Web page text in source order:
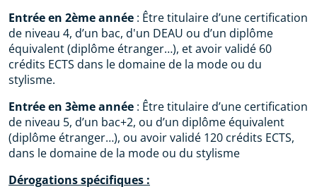
Entrée en 2ème année : Être titulaire d’une certification
de niveau 4, d’un bac, d'un DEAU ou d’un diplôme
équivalent (diplôme étranger…), et avoir validé 60
crédits ECTS dans le domaine de la mode ou du
stylisme.
Entrée en 3ème année : Être titulaire d’une certification
de niveau 5, d’un bac+2, ou d’un diplôme équivalent
(diplôme étranger…), ou avoir validé 120 crédits ECTS,
dans le domaine de la mode ou du stylisme
Dérogations spécifiques :